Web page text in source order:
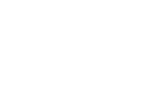
କିସାନ ଉତ୍ସବ ଦ୍ବାରା
କିସାନ ଉତ୍ସବ' ଦ୍ବାରା